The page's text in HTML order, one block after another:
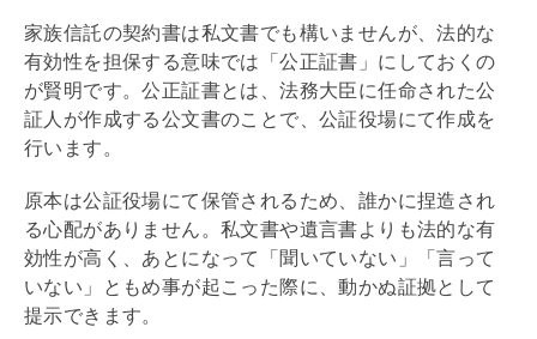
家族信託の契約書は私文書でも構いませんが、法的な
有効性を担保する意味では「公正証書」にしておくの
が賢明です。公正証書とは、法務大臣に任命された公
証人が作成する公文書のことで、公証役場にて作成を
行います。
原本は公証役場にて保管されるため、誰かに捏造され
る心配がありません。私文書や遺言書よりも法的な有
効性が高く、あとになって「聞いていない」「言って
いない」ともめ事が起こった際に、動かぬ証拠として
提示できます。